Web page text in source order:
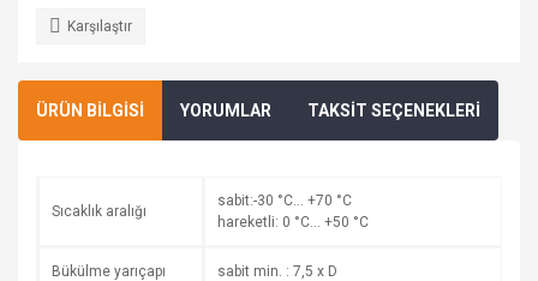
Karşılaştır
ÜRÜN BİLGİSİ YORUMLAR TAKSİT SEÇENEKLERİ
Sıcaklık aralığı
sabit:-30 °C… +70 °C
hareketli: 0 °C… +50 °C
Bükülme yarıçapı
sabit min. : 7,5 x D